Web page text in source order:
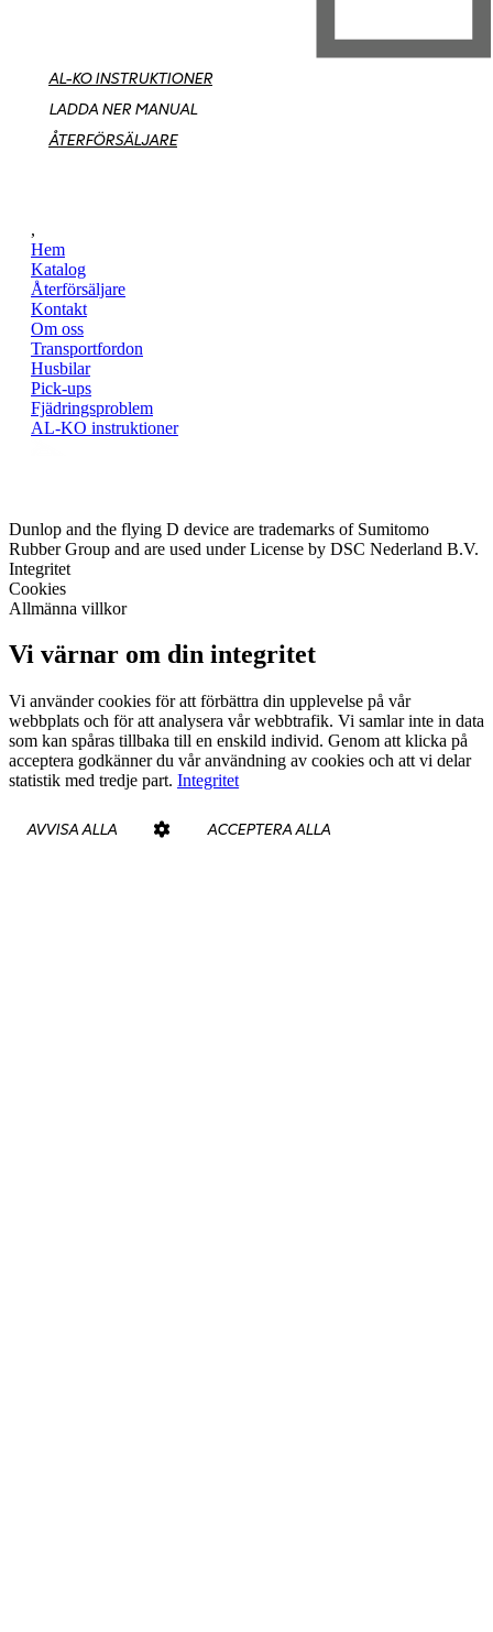
AL-KO INSTRUKTIONER
LADDA NER MANUAL
ÅTERFÖRSÄLJARE
,
Hem
Katalog
Återförsäljare
Kontakt
Om oss
Transportfordon
Husbilar
Pick-ups
Fjädringsproblem
AL-KO instruktioner
Dunlop and the flying D device are trademarks of Sumitomo
Rubber Group and are used under License by DSC Nederland B.V.
Integritet
Cookies
Allmänna villkor
Vi värnar om din integritet
Vi använder cookies för att förbättra din upplevelse på vår
webbplats och för att analysera vår webbtrafik. Vi samlar inte in data
som kan spåras tillbaka till en enskild individ. Genom att klicka på
acceptera godkänner du vår användning av cookies och att vi delar
statistik med tredje part. Integritet
AVVISA ALLA ACCEPTERA ALLA